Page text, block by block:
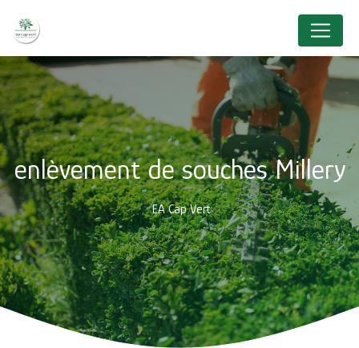
enlèvement de souches Millery
EA Cap Vert